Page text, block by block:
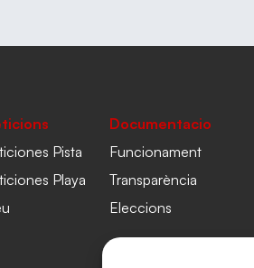
Pista
Playa
Documentacio
Funcionament
Transparència
Eleccions